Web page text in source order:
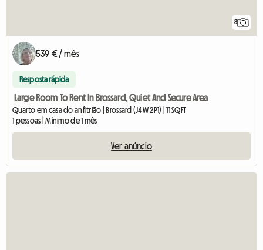
8
539 € / mês
Resposta rápida
Large Room To Rent In Brossard, Quiet And Secure Area
Quarto em casa do anfitrião | Brossard (J4W 2P1) | 11 SQFT
1 pessoas | Mínimo de 1 mês
Ver anúncio